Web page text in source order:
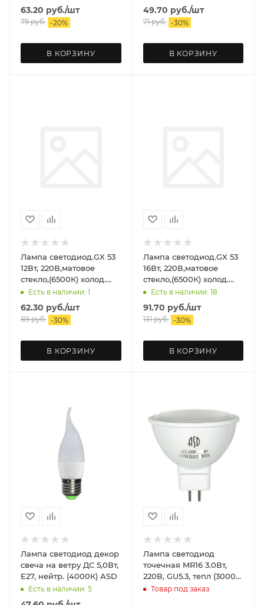
63.20 руб./шт
79руб. -20%
В КОРЗИНУ
49.70 руб./шт
71руб. -30%
В КОРЗИНУ
Лампа светодиод.GX 53
12Вт, 220В,матовое
стекло,(6500К) холод.
ASDЕсть в наличии: 1
62.30 руб./шт
89руб. -30%
В КОРЗИНУ
Лампа светодиод.GX 53
16Вт, 220В,матовое
стекло,(6500К) холод.
ASDЕсть в наличии: 18
91.70 руб./шт
131руб. -30%
В КОРЗИНУ
Лампа светодиод декор
свеча на ветру ДС 5,0Вт,
Е27, нейтр. (4000К) АSD
Есть в наличии: 5
Лампа светодиод
точечная MR16 3.0Вт,
220В, GU5.3, тепл (3000К)
ASDТовар под заказ